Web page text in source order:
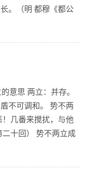
。（明 都穆《都公
意思 两立：并存。
不可调和。 势不两
几番来搅扰，与他
十回） 势不两立成